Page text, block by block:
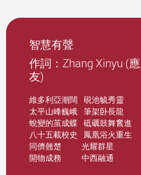
智慧有聲
作詞：Zhang Xinyu (
友)
維多利亞潮闊 硯池毓秀靈
太平山峰巍峨 筆架卧長龍
蛻變的茧成蝶 砥礪鼓舞𡚒進
八十五載校史 鳳凰浴火重生
同儕翹楚 光耀群星
開物成務 中西融通